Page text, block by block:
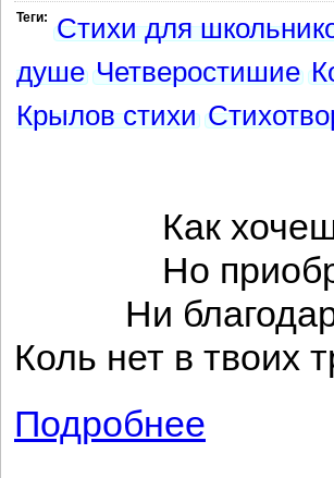
Теги: Стихи для
душе Четверостишие
Крылов стихи
Как хочешь
Но
Ни
Коль нет в твоих
Подробнее